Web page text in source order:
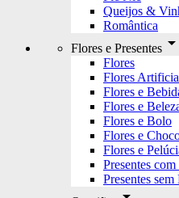
Queijos &
Romântica
Flores e Presentes arrow_drop_down
Flores
Flores
Flores e
Flores e
Flores e Bolo
Flores e
Flores e
Presentes
Presentes sem